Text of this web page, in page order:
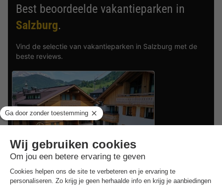
Best beoordeelde vakantieparken in
Salzburg.
Vind de selectie van vakantieparken in Salzburg met de
beste reviews.